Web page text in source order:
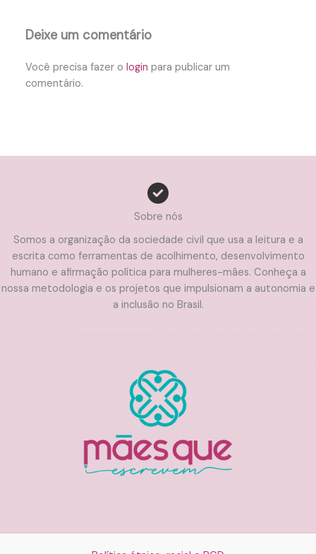
Deixe um comentário
Você precisa fazer ologin para publicar um
comentário.
Sobre nós
Somos a organização da sociedade civil que usa a leitura e a
escrita como ferramentas de acolhimento, desenvolvimento
humano e afirmação política para mulheres-mães. Conheça a
nossa metodologia e os projetos que impulsionam a autonomia e
a inclusão no Brasil.